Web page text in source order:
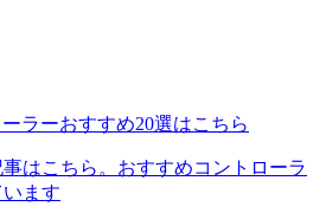
ーラーおすすめ20選はこちら
はこちら。おすすめコントローラ
ます